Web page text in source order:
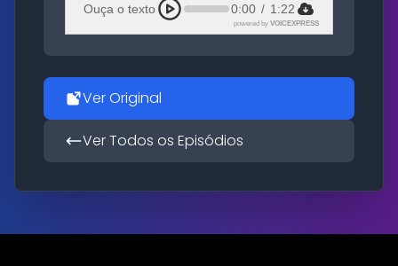
Ouça o texto 0:00 / 1:22
powered by VOICEXPRESS
Ver Original
Ver Todos os Episódios